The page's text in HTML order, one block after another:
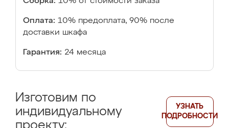
Оплата: 10% предоплата, 90% после
доставки шкафа
Гарантия: 24 месяца
Изготовим по
индивидуальному
проекту:
УЗНАТЬ
ПОДРОБНОСТИ